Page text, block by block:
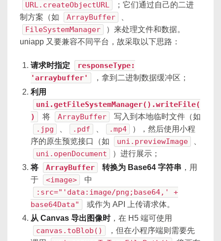
URL.createObjectURL
；它们通过自己的二进
制方案（如
ArrayBuffer
FileSystemManager
）来处理文件和数据。
uniapp 又要兼容不同平台，故采取以下思路：
请求时指定
responseType:
'arraybuffer'
，拿到二进制数据缓冲区；
利用
uni.getFileSystemManager().writeFile(
)
将 ArrayBuffer 写入到本地临时文件（如
.jpg .pdf .mp4
），然后使用小程
序的原生预览接口（如
uni.previewImage
uni.openDocument
）进行展示；
将
ArrayBuffer 转换为 Base64 字符串 ，用
于
<image> 中
:src="'data:image/png;base64,' +
base64Data"
或作为 API 上传请求体。
从 Canvas 导出图像时，在 H5 端可使用
canvas.toBlob()
，但在小程序端则需要先